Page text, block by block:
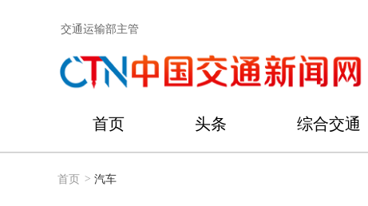
交通运输部主管
首页 头条 综合交通
首页 > 汽车